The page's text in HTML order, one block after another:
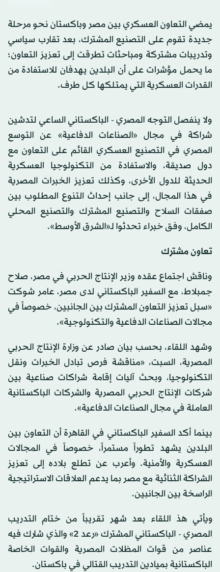
يمضي التعاون العسكري بين مصر وباكستان نحو مرحلة
جديدة تقوم على التصنيع المشترك، بعد تقارب سياسي
وتدريبات مشتركة ومباحثات تطرقت إلى تعزيز التعاون؛
ما يحمل مؤشرات على أن البلدين يهدفان للاستفادة من
القدرات العسكرية التي يمتلكها كل طرف.
ولا ينفصل التوجه المصري - الباكستاني الساعي لتدشين
شراكة في مجال «الصناعات الدفاعية» عن التوسع
المصري في التصنيع العسكري القائم على التعاون مع
دول صديقة، والاستفادة من التكنولوجيا العسكرية
الحديثة للدول الأخرى، وكذلك تعزيز الخبرات المصرية
في هذا المجال، إلى جانب إحداث التنوع المطلوب بين
صفقات السلاح والتصنيع المشترك والتصنيع المحلي
الكامل، وفق خبراء تحدثوا لـ«الشرق الأوسط».
تعاون مشترك
وناقش اجتماع عقده وزير الإنتاج الحربي في مصر، صلاح
جمبلاط، مع السفير الباكستاني لدى مصر، عامر شوكت
«سبل تعزيز التعاون المشترك بين الجانبين، خصوصاً في
مجالات الصناعات الدفاعية والتكنولوجية».
وشهد اللقاء، بحسب بيان صادر عن وزارة الإنتاج الحربي
المصرية، السبت، «مناقشة فرص تبادل الخبرات ونقل
التكنولوجيا، وبحث آليات إقامة شراكات صناعية بين
شركات الإنتاج الحربي المصرية والشركات الباكستانية
العاملة في مجال الصناعات الدفاعية».
بينما أكد السفير الباكستاني في القاهرة أن التعاون بين
البلدين يشهد تطوراً مستمراً، خصوصاً في المجالات
العسكرية والأمنية. وأعرب عن تطلع بلاده إلى تعزيز
الشراكة الثنائية مع مصر بما يدعم العلاقات الاستراتيجية
الراسخة بين الجانبين.
ويأتي هذ اللقاء بعد شهر تقريباً من ختام التدريب
المصري - الباكستاني المشترك «رعد 2» والذي شارك فيه
عناصر من قوات المظلات المصرية والقوات الخاصة
الباكستانية بميادين التدريب القتالي في باكستان.